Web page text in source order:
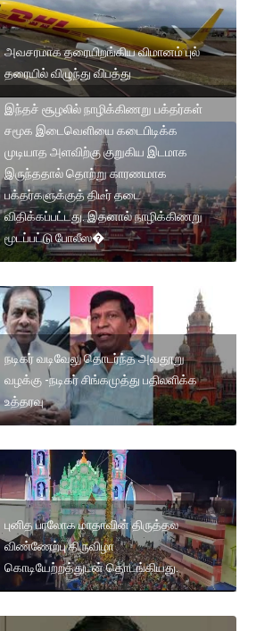
அவசரமாக தரையிறங்கிய விமானம் புல்
தரையில் விழுந்து விபத்து
இந்தச் சூழலில் நாழிக்கிணறு பக்தர்கள்
சமூக இடைவெளியை கடைபிடிக்க
முடியாத அளவிற்கு குறுகிய இடமாக
இருந்ததால் தொற்று காரணமாக
பக்தர்களுக்குத் திடீர் தடை
விதிக்கப்பட்டது. இதனால் நாழிக்கிணறு
மூடப்பட்டு போலீஸ�
நடிகர் வடிவேலு தொடர்ந்த அவதூறு
வழக்கு -நடிகர் சிங்கமுத்து பதிலளிக்க
உத்தரவு
புனித பரலோக மாதாவின் திருத்தல
விண்ணேற்பு திருவிழா
கொடியேற்றத்துடன் தொடங்கியது.